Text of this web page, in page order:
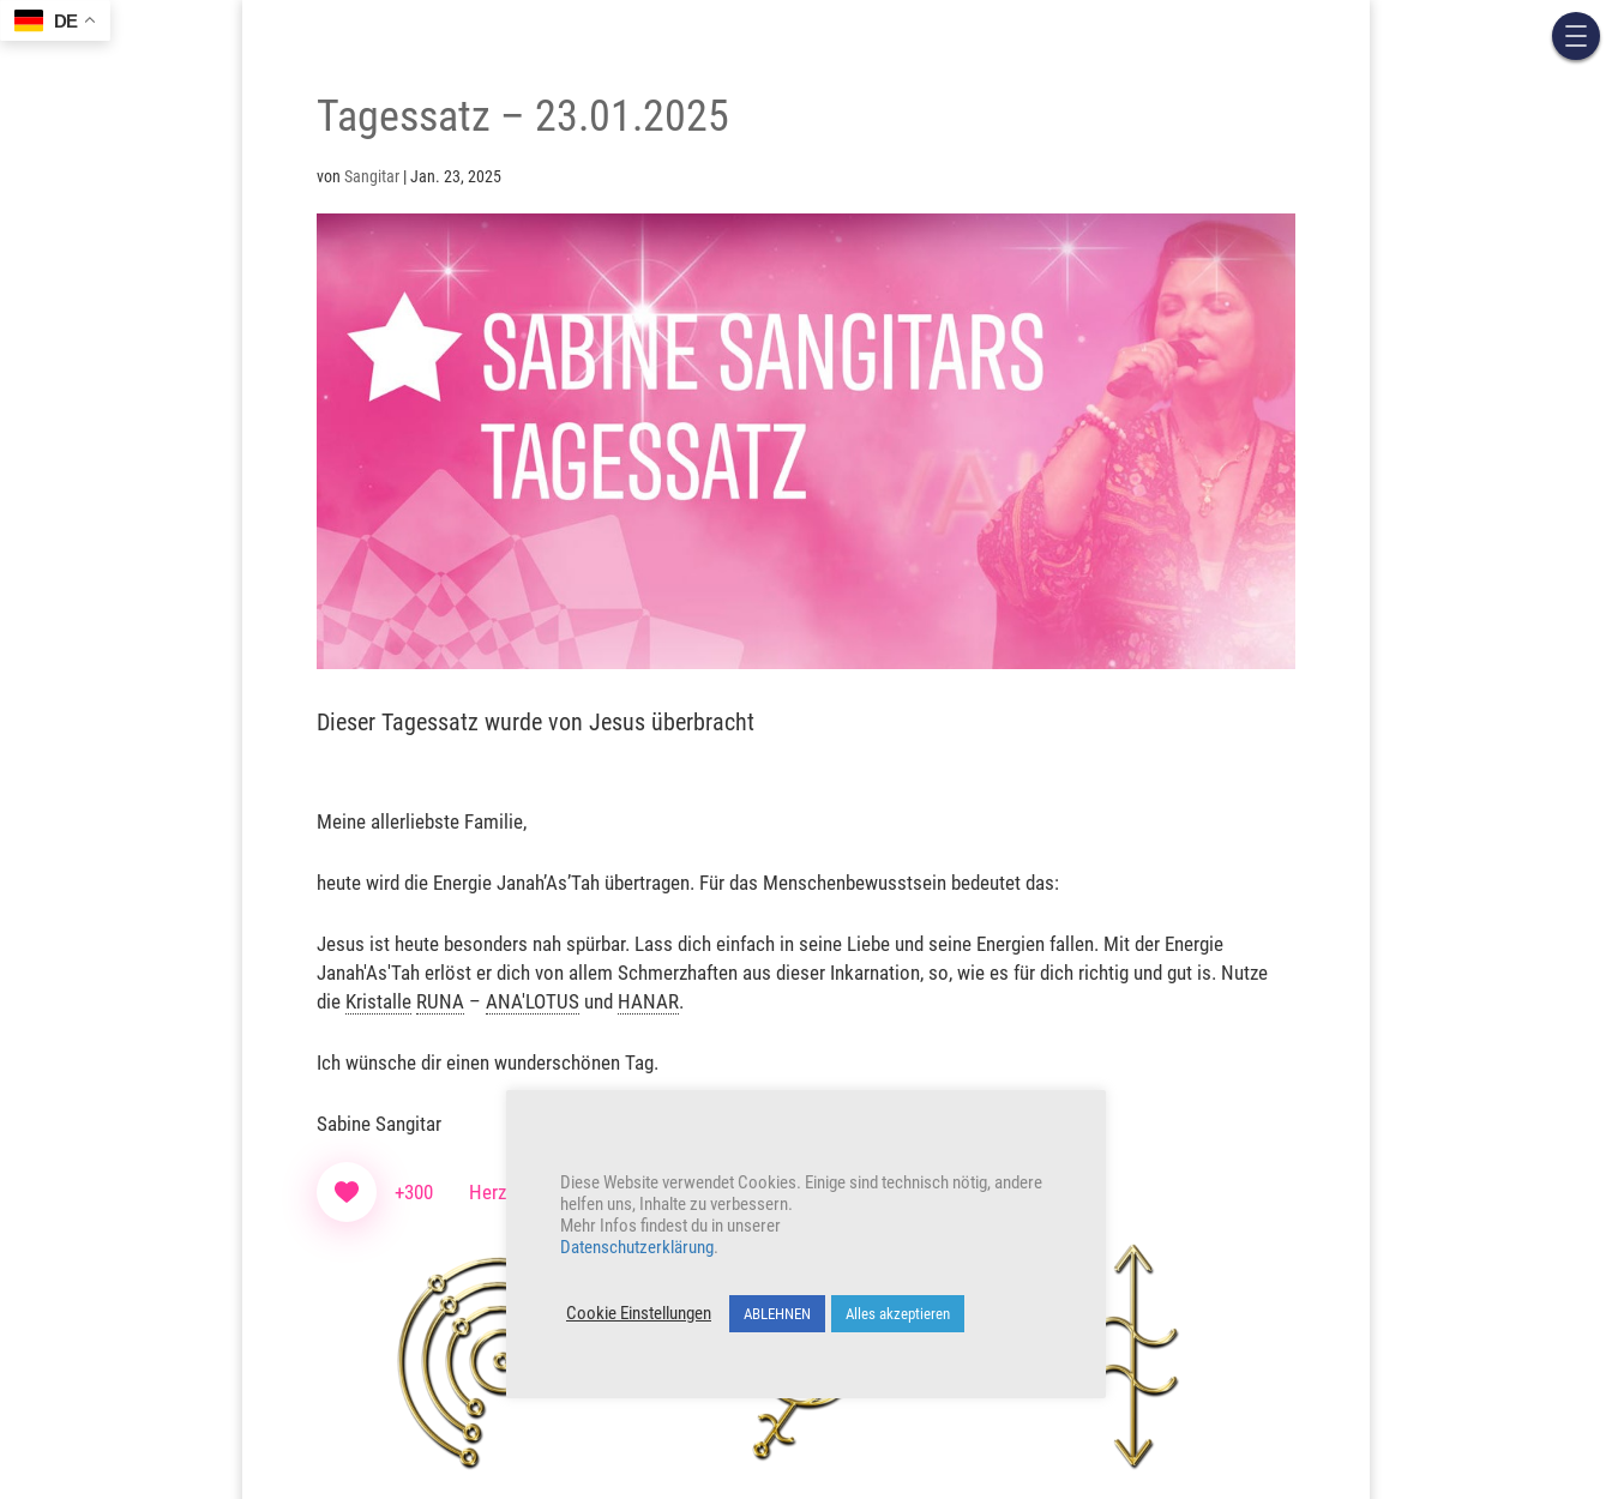
Tagessatz – 23.01.2025
von Sangitar|Jan. 23, 2025
Dieser Tagessatz wurde von Jesus überbracht
Meine allerliebste Familie,
heute wird die Energie Janah’As’Tah übertragen. Für das Menschenbewusstsein bedeutet das:
Jesus ist heute besonders nah spürbar. Lass dich einfach in seine Liebe und seine Energien fallen. Mit der Energie
Janah'As'Tah erlöst er dich von allem Schmerzhaften aus dieser Inkarnation, so, wie es für dich richtig und gut is. Nutze
die Kristalle RUNA – ANA'LOTUS und HANAR.
Ich wünsche dir einen wunderschönen Tag.
Sabine Sangitar
+300 Herzen freuen auch unsDiese Website verwendet Cookies. Einige sind technisch nötig, andere
helfen uns, Inhalte zu verbessern.
Mehr Infos findest du in unserer
Datenschutzerklärung.
Cookie Einstellungen ABLEHNEN Alles akzeptieren
DE